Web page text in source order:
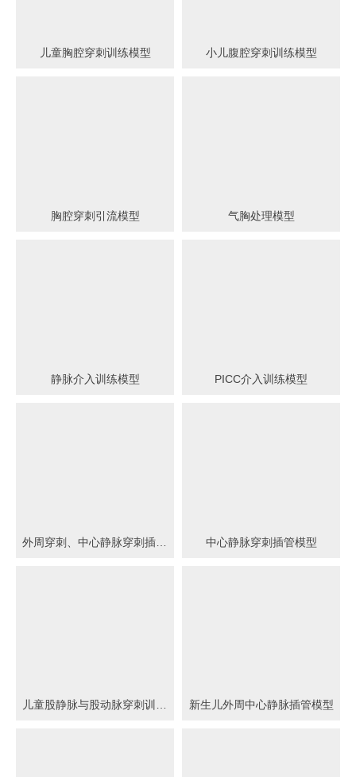
儿童胸腔穿刺训练模型 小儿腹腔穿刺训练模型
胸腔穿刺引流模型 气胸处理模型
静脉介入训练模型 PICC介入训练模型
外周穿刺、中心静脉穿刺插管模型 中心静脉穿刺插管模型
儿童股静脉与股动脉穿刺训练模型 新生儿外周中心静脉插管模型